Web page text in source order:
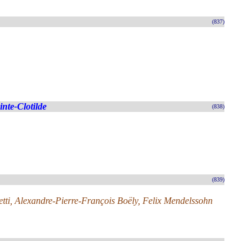
(837)
Clotilde (838)
(839)
Alexandre-Pierre-François Boëly, Felix Mendelssohn